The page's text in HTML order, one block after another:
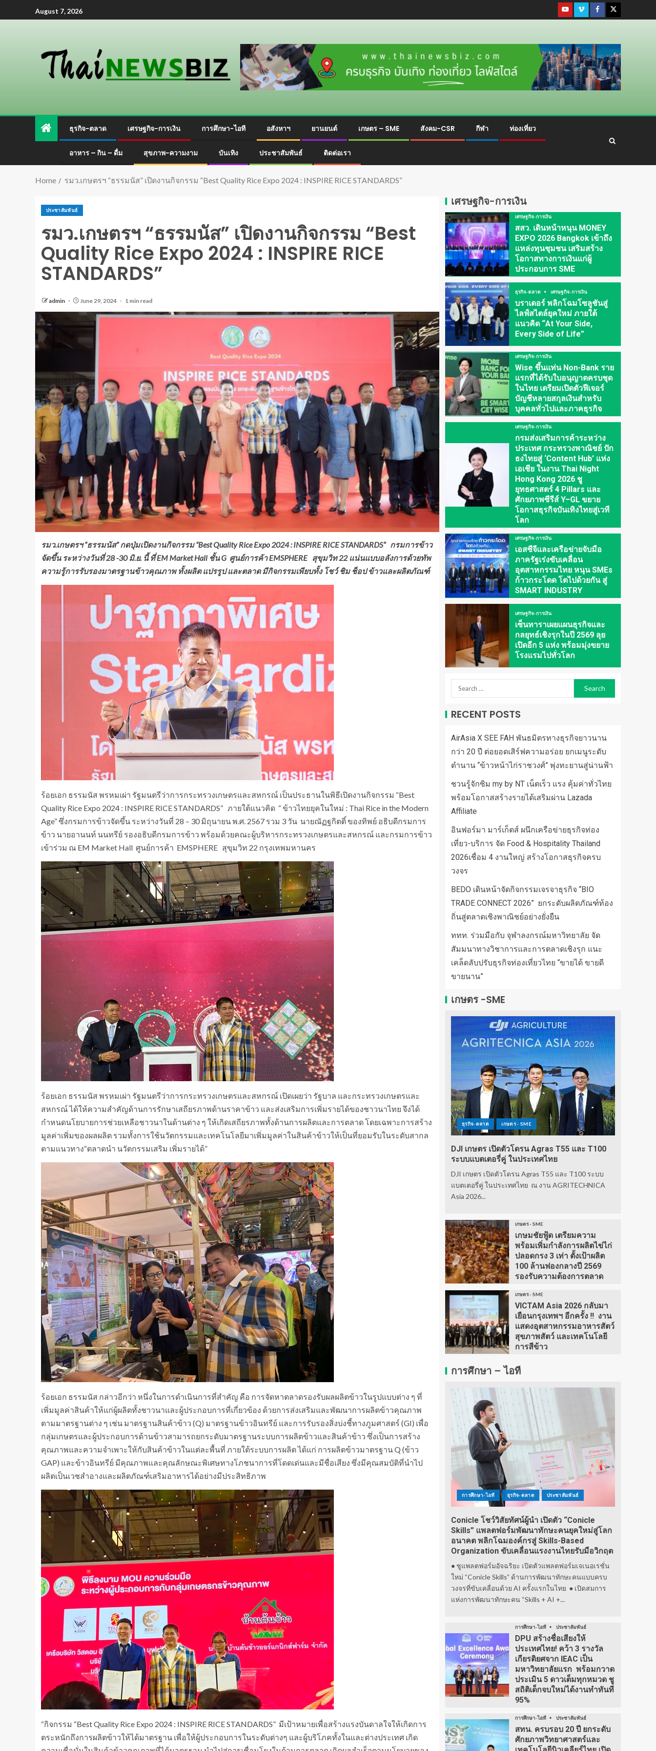
August 7, 2026
ธุรกิจ-ตลาด เศรษฐกิจ-การเงิน การศึกษา-ไอที อสังหาฯ ยานยนต์ เกษตร – SME สังคม-CSR กีฬา ท่องเที่ยว
อาหาร – กิน – ดื่ม สุขภาพ-ความงาม บันเทิง ประชาสัมพันธ์ ติดต่อเรา
Home รมว.เกษตรฯ “ธรรมนัส” เปิดงานกิจกรรม “Best Quality Rice Expo 2024 : INSPIRE RICE STANDARDS”
ประชาสัมพันธ์
รมว.เกษตรฯ “ธรรมนัส” เปิดงานกิจกรรม “Best
Quality Rice Expo 2024 : INSPIRE RICE
STANDARDS”
admin June 29, 2024 1 min read
รมว.เกษตรฯ “ธรรมนัส” กดปุ่มเปิดงานกิจกรรม “Best Quality Rice Expo 2024 : INSPIRE RICE STANDARDS” กรมการข้าว
จัดขึ้น ระหว่างวันที่ 28 -30 มิ.ย. นี้ที่ EM Market Hall ชั้น G ศูนย์การค้า EMSPHERE สุขุมวิท 22 แน่นแบบอลังการด้วยทัพ
ความรู้การรับรองมาตรฐานข้าวคุณภาพ ทั้งผลิต แปรรูป และตลาด มีกิจกรรมเพียบทั้ง โชว์ ชิม ช็อป ข้าวและผลิตภัณฑ์
ร้อยเอก ธรรมนัส พรหมเผ่า รัฐมนตรีว่าการกระทรวงเกษตรและสหกรณ์ เป็นประธานในพิธีเปิดงานกิจกรรม “Best
Quality Rice Expo 2024 : INSPIRE RICE STANDARDS” ภายใต้แนวคิด “ ข้าวไทยยุคในใหม่ : Thai Rice in the Modern
Age” ซึ่งกรมการข้าวจัดขึ้น ระหว่างวันที่ 28 – 30 มิถุนายน พ.ศ. 2567 รวม 3 วัน นายณัฏฐกิตติ์ ของทิพย์ อธิบดีกรมการ
ข้าว นายอานนท์ นนทรีย์ รองอธิบดีกรมการข้าว พร้อมด้วยคณะผู้บริหารกระทรวงเกษตรและสหกรณ์ และกรมการข้าว
เข้าร่วม ณ EM Market Hall ศูนย์การค้า EMSPHERE สุขุมวิท 22 กรุงเทพมหานคร
ร้อยเอก ธรรมนัส พรหมเผ่า รัฐมนตรีว่าการกระทรวงเกษตรและสหกรณ์ เปิดเผยว่า รัฐบาล และกระทรวงเกษตรและ
สหกรณ์ ได้ให้ความสำคัญด้านการรักษาเสถียรภาพด้านราคาข้าว และส่งเสริมการเพิ่มรายได้ของชาวนาไทย จึงได้
กำหนดนโยบายการช่วยเหลือชาวนาในด้านต่าง ๆ ให้เกิดเสถียรภาพทั้งด้านการผลิตและการตลาด โดยเฉพาะการสร้าง
มูลค่าเพิ่มของผลผลิต รวมทั้งการใช้นวัตกรรมและเทคโนโลยีมาเพิ่มมูลค่าในสินค้าข้าวให้เป็นที่ยอมรับในระดับสากล
ตามแนวทาง“ตลาดนำ นวัตกรรมเสริม เพิ่มรายได้”
ร้อยเอก ธรรมนัส กล่าวอีกว่า หนึ่งในการดำเนินการที่สำคัญ คือ การจัดหาตลาดรองรับผลผลิตข้าวในรูปแบบต่าง ๆ ที่
เพิ่มมูลค่าสินค้าให้แก่ผู้ผลิตทั้งชาวนาและผู้ประกอบการที่เกี่ยวข้อง ด้วยการส่งเสริมและพัฒนาการผลิตข้าวคุณภาพ
ตามมาตรฐานต่าง ๆ เช่น มาตรฐานสินค้าข้าว (Q) มาตรฐานข้าวอินทรีย์ และการรับรองสิ่งบ่งชี้ทางภูมศาสตร์ (GI) เพื่อ
กลุ่มเกษตรและผู้ประกอบการด้านข้าวสามารถยกระดับมาตรฐานระบบการผลิตข้าวและสินค้าข้าว ซึ่งเป็นการสร้าง
คุณภาพและความจำเพาะให้กับสินค้าข้าวในแต่ละพื้นที่ ภายใต้ระบบการผลิต ได้แก่ การผลิตข้าวมาตรฐาน Q (ข้าว
GAP) และข้าวอินทรีย์ มีคุณภาพและคุณลักษณะพิเศษทางโภชนาการที่โดดเด่นและมีชื่อเสียง ซึ่งมีคุณสมบัติที่นำไป
ผลิตเป็นเวชสำอางและผลิตภัณฑ์เสริมอาหารได้อย่างมีประสิทธิภาพ
“กิจกรรม “Best Quality Rice Expo 2024 : INSPIRE RICE STANDARDS” มีเป้าหมายเพื่อสร้างแรงบันดาลใจให้เกิดการ
ตระหนักถึงการผลิตข้าวให้ได้มาตรฐาน เพื่อให้ผู้ประกอบการในระดับต่างๆ และผู้บริโภคทั้งในและต่างประเทศ เกิด
เศรษฐกิจ-การเงิน
เศรษฐกิจ-การเงิน
สสว. เดินหน้าหนุน MONEY
EXPO 2026 Bangkok เข้าถึง
แหล่งทุนชุมชน เสริมสร้าง
โอกาสทางการเงินแก่ผู้
ประกอบการ SME
ธุรกิจ-ตลาด เศรษฐกิจ-การเงิน
บราเดอร์ พลิกโฉมโซลูชันสู่
ไลฟ์สไตล์ยุคใหม่ ภายใต้
แนวคิด “At Your Side,
Every Side of Life”
เศรษฐกิจ-การเงิน
Wise ขึ้นแท่น Non-Bank ราย
แรกที่ได้รับใบอนุญาตครบชุด
ในไทย เตรียมเปิดตัวฟีเจอร์
บัญชีหลายสกุลเงินสำหรับ
บุคคลทั่วไปและภาคธุรกิจ
เศรษฐกิจ-การเงิน
กรมส่งเสริมการค้าระหว่าง
ประเทศ กระทรวงพาณิชย์ ปัก
ธงไทยสู่ ‘Content Hub’ แห่ง
เอเชีย ในงาน Thai Night
Hong Kong 2026 ชู
ยุทธศาสตร์ 4 Pillars และ
ศักยภาพซีรีส์ Y–GL ขยาย
โอกาสธุรกิจบันเทิงไทยสู่เวที
โลก
เศรษฐกิจ-การเงิน
เอสซีจีและเครือข่ายจับมือ
ภาครัฐเร่งขับเคลื่อน
อุตสาหกรรมไทย หนุน SMEs
ก้าวกระโดด โตไปด้วยกัน สู่
SMART INDUSTRY
เศรษฐกิจ-การเงิน
เซ็นทาราเผยแผนธุรกิจและ
กลยุทธ์เชิงรุกในปี 2569 ลุย
เปิดอีก 5 แห่ง พร้อมมุ่งขยาย
โรงแรมไปทั่วโลก
RECENT POSTS
AirAsia X SEE FAH พันธมิตรทางธุรกิจยาวนาน
กว่า 20 ปี ต่อยอดเสิร์ฟความอร่อย ยกเมนูระดับ
ตำนาน “ข้าวหน้าไก่ราชวงศ์” พุ่งทะยานสู่น่านฟ้า
ชวนรู้จักซิม my by NT เน็ตเร็ว แรง คุ้มค่าทั่วไทย
พร้อมโอกาสสร้างรายได้เสริมผ่าน Lazada
Affiliate
อินฟอร์มา มาร์เก็ตส์ ผนึกเครือข่ายธุรกิจท่อง
เที่ยว-บริการ จัด Food & Hospitality Thailand
2026เชื่อม 4 งานใหญ่ สร้างโอกาสธุรกิจครบ
วงจร
BEDO เดินหน้าจัดกิจกรรมเจรจาธุรกิจ “BIO
TRADE CONNECT 2026” ยกระดับผลิตภัณฑ์ท้อง
ถิ่นสู่ตลาดเชิงพาณิชย์อย่างยั่งยืน
ททท. ร่วมมือกับ จุฬาลงกรณ์มหาวิทยาลัย จัด
สัมมนาทางวิชาการและการตลาดเชิงรุก แนะ
เคล็ดลับปรับธุรกิจท่องเที่ยวไทย “ขายได้ ขายดี
ขายนาน”
เกษตร -SME
ธุรกิจ-ตลาด เกษตร - SME
DJI เกษตร เปิดตัวโดรน Agras T55 และ T100
ระบบแบตเตอรี่คู่ ในประเทศไทย
DJI เกษตร เปิดตัวโดรน Agras T55 และ T100 ระบบ
แบตเตอรี่คู่ ในประเทศไทย ณ งาน AGRITECHNICA
Asia 2026...
เกษตร - SME
เกษมชัยฟู้ด เตรียมความ
พร้อมเพิ่มกำลังการผลิตไข่ไก่
ปลอดกรง 3 เท่า ตั้งเป้าผลิต
100 ล้านฟองกลางปี 2569
รองรับความต้องการตลาด
เกษตร - SME
VICTAM Asia 2026 กลับมา
เยือนกรุงเทพฯ อีกครั้ง !! งาน
แสดงอุตสาหกรรมอาหารสัตว์
สุขภาพสัตว์ และเทคโนโลยี
การสีข้าว
การศึกษา – ไอที
การศึกษา-ไอที ธุรกิจ-ตลาด ประชาสัมพันธ์
Conicle โชว์วิสัยทัศน์ผู้นำ เปิดตัว “Conicle
Skills” แพลตฟอร์มพัฒนาทักษะคนยุคใหม่สู่โลก
อนาคต พลิกโฉมองค์กรสู่ Skills-Based
Organization ขับเคลื่อนแรงงานไทยรับมือวิกฤต
● ชูแพลตฟอร์มอัจฉริยะ เปิดตัวแพลตฟอร์มเจเนอเรชั่น
ใหม่ “Conicle Skills” ด้านการพัฒนาทักษะคนแบบครบ
วงจรที่ขับเคลื่อนด้วย AI ครั้งแรกในไทย ● เปิดสมการ
แห่งการพัฒนาทักษะคน “Skills + AI +...
การศึกษา-ไอที ประชาสัมพันธ์
DPU สร้างชื่อเสียงให้
ประเทศไทย! คว้า 3 รางวัล
เกียรติยศจาก IEAC เป็น
มหาวิทยาลัยแรก พร้อมกวาด
ประเมิน 5 ดาวเต็มทุกหมวด ชู
สถิติเด็กจบใหม่ได้งานทำทันที
95%
การศึกษา-ไอที ประชาสัมพันธ์
สทน. ครบรอบ 20 ปี ยกระดับ
ศักยภาพวิทยาศาสตร์และ